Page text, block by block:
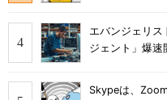
エバンジェリ
ジェント」爆速
Skypeは、